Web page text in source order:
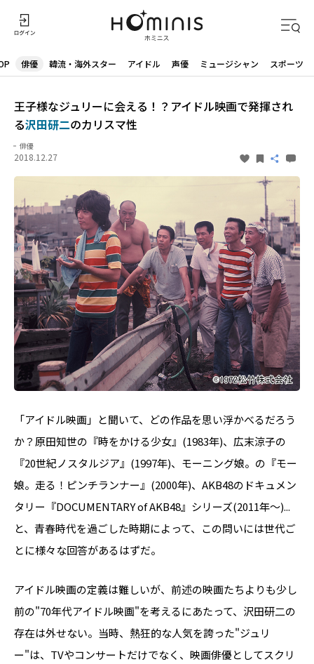
俳優 韓流・海外スター アイドル 声優 ミュージシャン スポーツ
王子様なジュリーに会える！？アイドル映画で発揮され
る沢田研二のカリスマ性
俳優
2018.12.27
「アイドル映画」と聞いて、どの作品を思い浮かべるだろう
か？原田知世の『時をかける少女』(1983年)、広末涼子の
『20世紀ノスタルジア』(1997年)、モーニング娘。の『モー
娘。走る！ピンチランナー』(2000年)、AKB48のドキュメン
タリー『DOCUMENTARY of AKB48』シリーズ(2011年〜)...
と、青春時代を過ごした時期によって、この問いには世代ご
とに様々な回答があるはずだ。
アイドル映画の定義は難しいが、前述の映画たちよりも少し
前の"70年代アイドル映画"を考えるにあたって、沢田研二の
存在は外せない。当時、熱狂的な人気を誇った"ジュリ
ー"は、TVやコンサートだけでなく、映画俳優としてスクリ